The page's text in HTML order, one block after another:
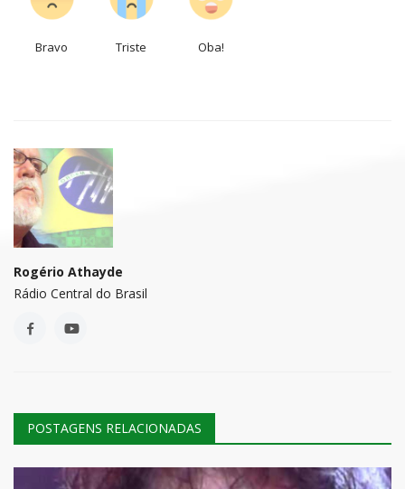
Bravo Triste Oba!
Rogério Athayde
Rádio Central do Brasil
POSTAGENS RELACIONADAS